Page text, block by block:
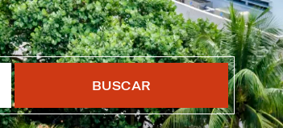
BUSCAR